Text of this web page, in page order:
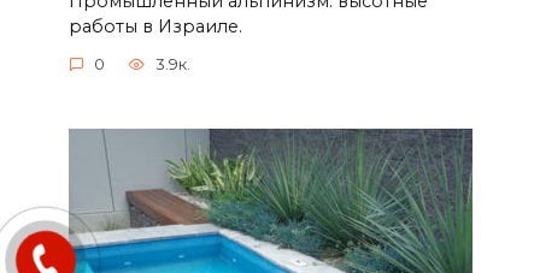
работы в Израиле.
0 3.9к.